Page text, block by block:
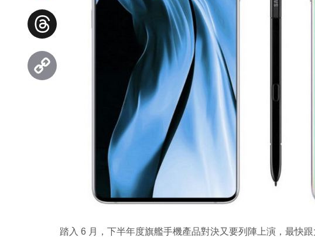
踏入 6 月，下半年度旗艦手機產品對決又要列陣上演，最快
Facebook
Threads